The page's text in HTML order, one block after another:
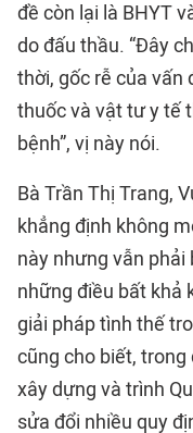
đề còn lại là BHYT
do đấu thầu. “Đây
thời, gốc rễ của vấn
thuốc và vật tư y tế
bệnh”, vị này nói.
Bà Trần Thị Trang,
khẳng định không
này nhưng vẫn
những điều bất khả
giải pháp tình thế
cũng cho biết,
xây dựng và trình
sửa đổi nhiều quy